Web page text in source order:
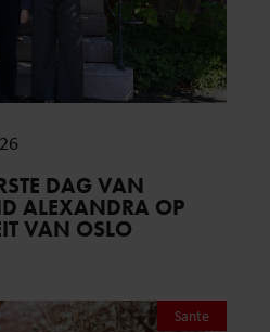
DAG VAN
ALEXANDRA OP
VAN OSLO
Sante